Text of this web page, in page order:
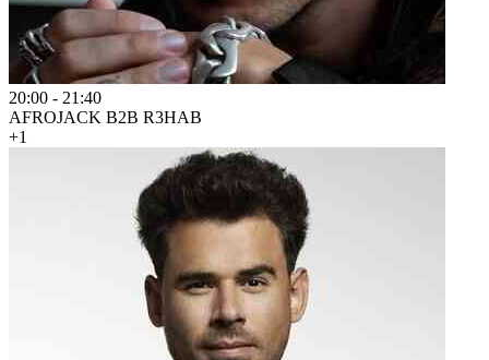
20:00 - 21:40
AFROJACK B2B R3HAB
+1